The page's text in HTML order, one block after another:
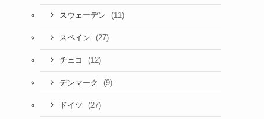
スウェーデン (11)
スペイン (27)
チェコ (12)
デンマーク (9)
ドイツ (27)